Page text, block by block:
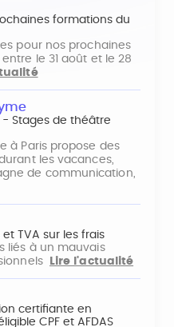
formations du
pour nos prochaines
le 31 août et le 28
- Stages de théâtre
à Paris propose des
les vacances,
de communication,
TVA sur les frais
liés à un mauvais
Lire l'actualité
certifiante en
CPF et AFDAS